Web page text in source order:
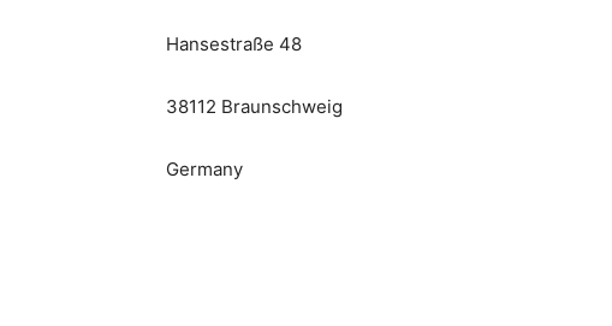
Hansestraße 48
38112 Braunschweig
Germany